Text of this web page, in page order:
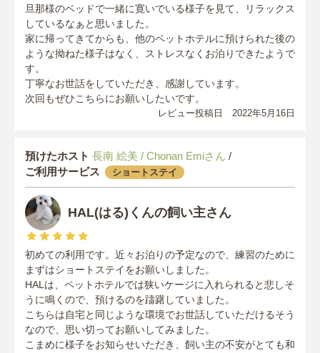
旦那様のベッドで一緒に寛いでいる様子を見て、リラックス
しているなぁと思いました。
家に帰ってきてからも、他のペットホテルに預けられた後の
ような拗ねた様子はなく、ストレスなくお泊りできたようで
す。
丁寧なお世話をしていただき、感謝しています。
次回もぜひこちらにお願いしたいです。
レビュー投稿日 2022年5月16日
預けたホスト 長南 絵美 / Chonan Emiさん /
ご利用サービス
ショートステイ
HAL(はる)くんの飼い主さん
初めての利用です。近々お泊りの予定なので、練習のために
まずはショートステイをお願いしました。
HALは、ペットホテルでは狭いケージに入れられると悲しそ
うに鳴くので、預けるのを躊躇していました。
こちらは自宅と同じような環境でお世話していただけるそう
なので、思い切ってお願いしてみました。
こまめに様子をお知らせいただき、飼い主の不安がとても和